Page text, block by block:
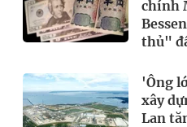
chính
thủ"
đồng
'Ông
xây
Lan